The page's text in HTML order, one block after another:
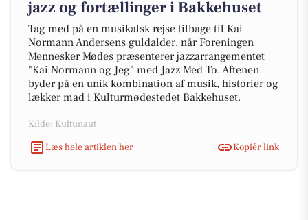
jazz og fortællinger i Bakkehuset
Tag med på en musikalsk rejse tilbage til Kai
Normann Andersens guldalder, når Foreningen
Mennesker Mødes præsenterer jazzarrangementet
"Kai Normann og Jeg" med Jazz Med To. Aftenen
byder på en unik kombination af musik, historier og
lækker mad i Kulturmødestedet Bakkehuset.
Kilde: Kultunaut
Læs hele artiklen her
Kopiér link